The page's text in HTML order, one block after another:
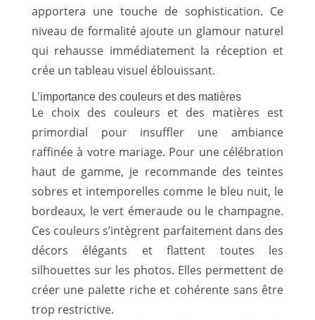
apportera une touche de sophistication. Ce
niveau de formalité ajoute un glamour naturel
qui rehausse immédiatement la réception et
crée un tableau visuel éblouissant.
L’importance des couleurs et des matières
Le choix des couleurs et des matières est
primordial pour insuffler une ambiance
raffinée à votre mariage. Pour une célébration
haut de gamme, je recommande des teintes
sobres et intemporelles comme le bleu nuit, le
bordeaux, le vert émeraude ou le champagne.
Ces couleurs s’intègrent parfaitement dans des
décors élégants et flattent toutes les
silhouettes sur les photos. Elles permettent de
créer une palette riche et cohérente sans être
trop restrictive.